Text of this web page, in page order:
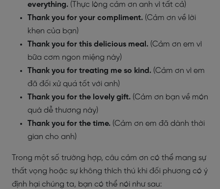
everything. (Thực lòng cảm ơn anh vì tất cả)
Thank you for your compliment. (Cảm ơn về lời
khen của bạn)
Thank you for this delicious meal . (Cảm ơn em vì
bữa cơm ngon miệng này)
Thank you for treating me so kind. (Cảm ơn vì em
đã đối xử quá tốt với anh)
Thank you for the lovely gift. (Cảm ơn bạn về món
quà dễ thương này)
Thank you for the time. (Cảm ơn em đã dành thời
gian cho anh)
Trong một số trường hợp, câu cảm ơn có thể mang sự
thất vọng hoặc sự không thích thú khi đối phương có ý
định hại chúng ta, bạn có thể nói như sau: